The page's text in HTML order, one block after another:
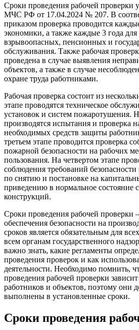
Сроки проведения рабочей проверки
МЧС РФ от 17.04.2024 № 207. В
приказом проверка проводится
экономики, а также каждые 3 года для
взрывоопасных, пенсионных и
обслуживания. Также рабочая
проведена в случае выявления
объектов, а также в случае
охране труда работниками.
Рабочая проверка состоит из
этапе проводятся техническое
установок и систем пожаротушения.
производятся испытания и проверка
необходимых средств защиты
третьем этапе проводится проверка
пожарной безопасности на рабочих
пользования. На четвертом этапе
соблюдения требований
по снятию и постановке на
приведению в нормальное состояние
конструкций.
Сроки проведения рабочей проверки
обеспечения безопасности на
сроков является обязательным для
всем органам государственного
важно знать, какие регламенты
проведения проверок и как
деятельности. Необходимо помнить,
проведения рабочей проверки зависит
работников и объектов, поэтому они
выполнены в установленные сроки.
Сроки проведения